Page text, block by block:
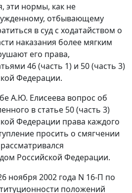
эти нормы, как не
отбывающему
в суд с ходатайством о
наказания более мягким
его права,
46 (часть 1) и 50 (часть 3)
Федерации.
А.Ю. Елисеева вопрос об
в статье 50 (часть 3)
Федерации права каждого
просить о смягчении
Российской Федерации.
ноября 2002 года N 16-П по
положений